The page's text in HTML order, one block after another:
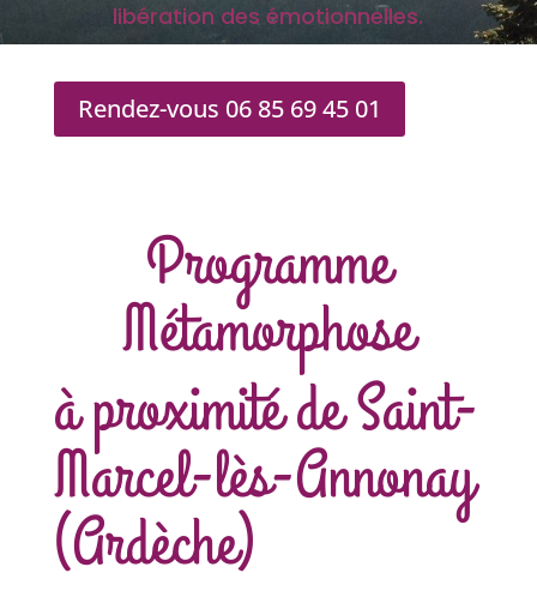
libération des émotionnelles.
Rendez-vous 06 85 69 45 01
Programme
Métamorphose
à proximité de Saint-
Marcel-lès-Annonay
(Ardèche)